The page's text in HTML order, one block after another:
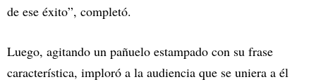
de ese éxito”, completó.
Luego, agitando un pañuelo estampado con su frase
característica, imploró a la audiencia que se uniera a él